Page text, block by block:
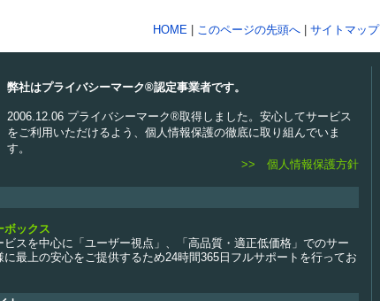
HOME このページの先頭へ サイトマップ
弊社はプライバシーマーク®認定事業者です。
2006.12.06 プライバシーマーク®取得しました。安心してサービス
をご利用いただけるよう、個人情報保護の徹底に取り組んでいま
す。
>> 個人情報保護方針
ボックス
ビスを中心に「ユーザー視点」、「高品質・適正低価格」でのサー
に最上の安心をご提供するため24時間365日フルサポートを行ってお